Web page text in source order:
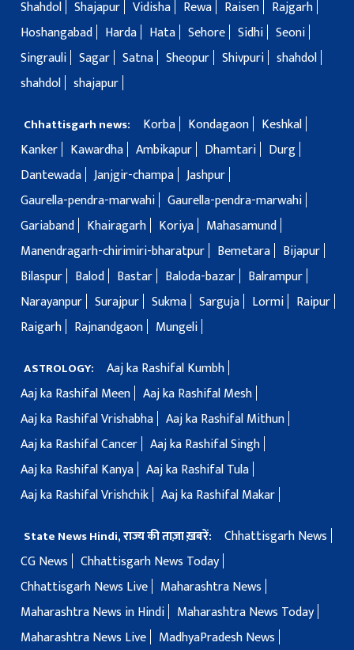
Shahdol Shajapur Vidisha Rewa Raisen
Rajgarh
Hoshangabad
Harda Hata Sehore Sidhi Seoni
Singrauli Sagar Satna Sheopur Shivpuri shahdol
shahdol shajapur
Chhattisgarh news: Korba Kondagaon
Keshkal
Kanker
Kawardha Ambikapur Dhamtari
Durg
Dantewada Janjgir-champa Jashpur
Gaurella-pendra-marwahi Gaurella-pendra-marwahi
Gariaband
Khairagarh Koriya
Mahasamund
Manendragarh-chirimiri-bharatpur
Bemetara
Bijapur
Bilaspur
Balod Bastar Baloda-bazar
Balrampur
Narayanpur Surajpur Sukma Sarguja Lormi
Raipur
Raigarh
Rajnandgaon Mungeli
ASTROLOGY:
Aaj ka Rashifal Kumbh
Aaj ka Rashifal Meen Aaj ka Rashifal Mesh
Aaj ka Rashifal Vrishabha Aaj ka Rashifal Mithun
Aaj ka Rashifal Cancer Aaj ka Rashifal Singh
Aaj ka Rashifal Kanya Aaj ka Rashifal Tula
Aaj ka Rashifal Vrishchik Aaj ka Rashifal Makar
State News Hindi, राज्य की ताज़ा ख़बरें:
Chhattisgarh News
CG News
Chhattisgarh News Today
Chhattisgarh News Live
Maharashtra News
Maharashtra News in Hindi
Maharashtra News Today
Maharashtra News Live
MadhyaPradesh News